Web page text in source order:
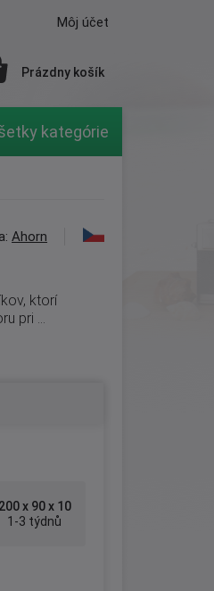
Môj účet
Prázdny košík
kategórie
Ahorn
ktorí
pri ...
200 x 90 x 10
1-3 týdnů